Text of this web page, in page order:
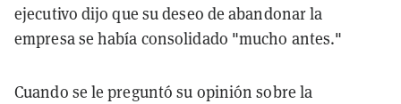
ejecutivo dijo que su deseo de abandonar la
empresa se había consolidado "mucho antes."
Cuando se le preguntó su opinión sobre la